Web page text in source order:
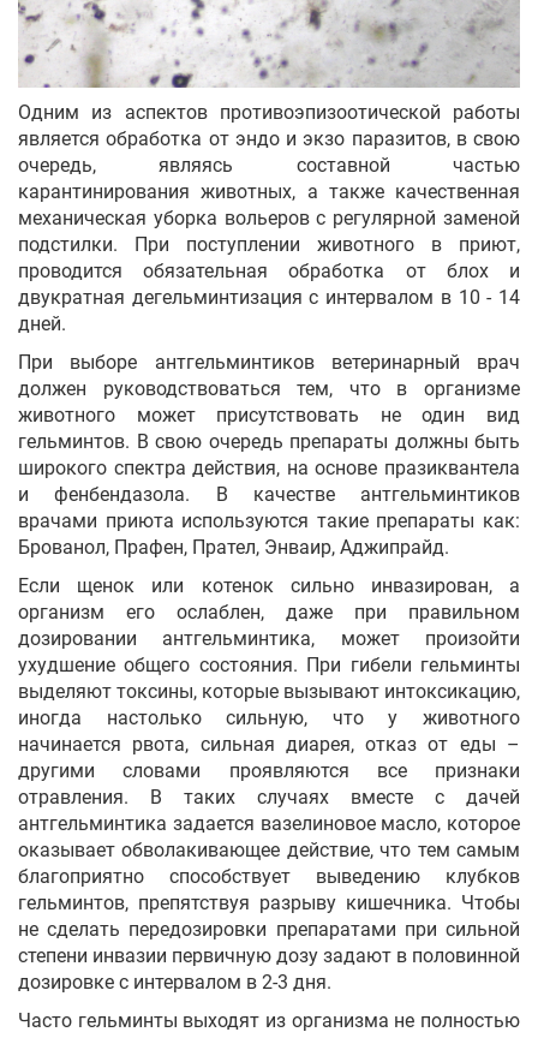
Одним из аспектов противоэпизоотической работы
является обработка от эндо и экзо паразитов, в свою
очередь, являясь составной частью
карантинирования животных, а также качественная
механическая уборка вольеров с регулярной заменой
подстилки. При поступлении животного в приют,
проводится обязательная обработка от блох и
двукратная дегельминтизация с интервалом в 10 - 14
дней.
При выборе антгельминтиков ветеринарный врач
должен руководствоваться тем, что в организме
животного может присутствовать не один вид
гельминтов. В свою очередь препараты должны быть
широкого спектра действия, на основе празиквантела
и фенбендазола. В качестве антгельминтиков
врачами приюта используются такие препараты как:
Брованол, Прафен, Прател, Энваир, Аджипрайд.
Если щенок или котенок сильно инвазирован, а
организм его ослаблен, даже при правильном
дозировании антгельминтика, может произойти
ухудшение общего состояния. При гибели гельминты
выделяют токсины, которые вызывают интоксикацию,
иногда настолько сильную, что у животного
начинается рвота, сильная диарея, отказ от еды –
другими словами проявляются все признаки
отравления. В таких случаях вместе с дачей
антгельминтика задается вазелиновое масло, которое
оказывает обволакивающее действие, что тем самым
благоприятно способствует выведению клубков
гельминтов, препятствуя разрыву кишечника. Чтобы
не сделать передозировки препаратами при сильной
степени инвазии первичную дозу задают в половинной
дозировке с интервалом в 2-3 дня.
Часто гельминты выходят из организма не полностью